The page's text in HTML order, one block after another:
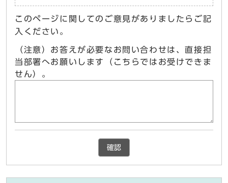
このページに関してのご意見がありましたらご記
入ください。
（注意）お答えが必要なお問い合わせは、直接担
当部署へお願いします（こちらではお受けできま
せん）。
確認